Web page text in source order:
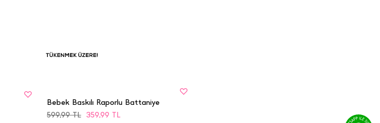
359,99 TL
599,99 TL
Bebek Baskılı Raporlu Battaniye